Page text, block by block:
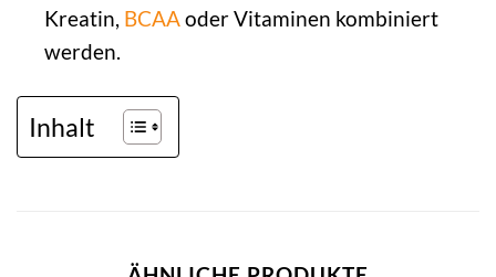
Kreatin, BCAAoder Vitaminen kombiniert
werden.
Inhalt